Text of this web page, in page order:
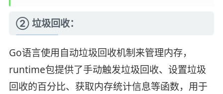
② 垃圾回收：
Go语言使用自动垃圾回收机制来管理内存，
runtime包提供了手动触发垃圾回收、设置垃圾
回收的百分比、获取内存统计信息等函数，用于